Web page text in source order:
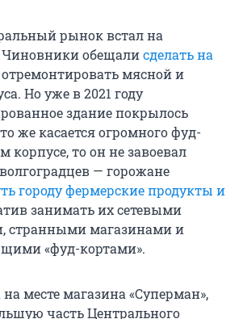
рынок встал на
обещалисделать на
отремонтировать мясной и
Но уже в 2021 году
здание покрылось
же касается огромного фуд-
корпусе, то он не завоевал
— горожане
городу фермерские продукты и
занимать их сетевыми
странными магазинами и
«фуд-кортами».
на месте магазина «Суперман»,
часть Центрального